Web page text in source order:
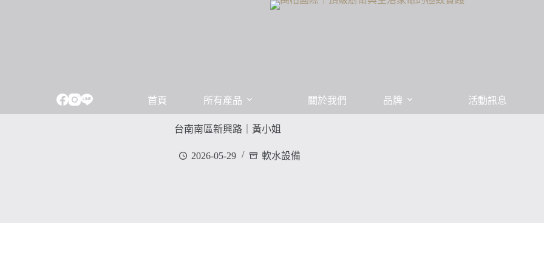
首頁
所有產品 關於我們 品牌 活動訊息
台南南區新興路｜黃小姐
2026-05-29 軟水設備